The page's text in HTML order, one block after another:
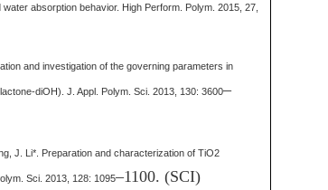
absorption behavior. High Perform. Polym. 2015, 27,
and investigation of the governing parameters in
diOH). J. Appl. Polym. Sci. 2013, 130: 3600–
J. Li*. Preparation and characterization of TiO2
Sci. 2013, 128: 1095–1100. (SCI)